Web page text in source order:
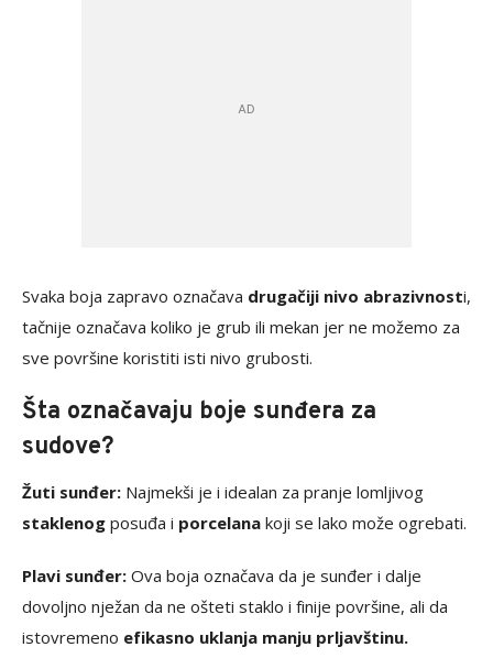
Svaka boja zapravo označava drugačiji nivo abrazivnosti,
tačnije označava koliko je grub ili mekan jer ne možemo za
sve površine koristiti isti nivo grubosti.
Šta označavaju boje sunđera za
sudove?
Žuti sunđer: Najmekši je i idealan za pranje lomljivog
staklenog posuđa i porcelana koji se lako može ogrebati.
Plavi sunđer: Ova boja označava da je sunđer i dalje
dovoljno nježan da ne ošteti staklo i finije površine, ali da
istovremeno efikasno uklanja manju prljavštinu.